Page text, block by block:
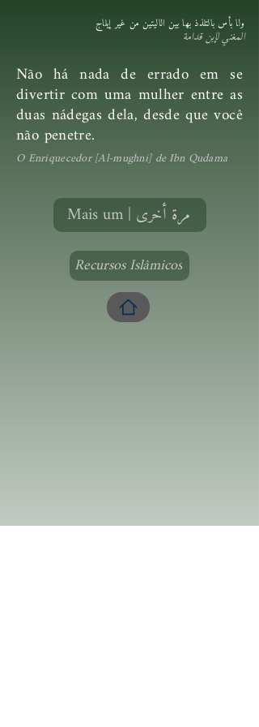
ولا بأس بالتلذذ بها بين الاليتين من غير إيلاج
المغني لإبن قدامة
Não há nada de errado em se
divertir com uma mulher entre as
duas nádegas dela, desde que você
não penetre.
O Enriquecedor [Al-mughni] de Ibn Qudama
Mais um | مرة أخرى
Recursos Islâmicos